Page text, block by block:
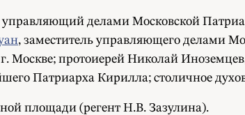
управляющий делами Московской
, заместитель управляющего делами
Москве; протоиерей Николай
Патриарха Кирилла; столичное
площади (регент Н.В. Зазулина).